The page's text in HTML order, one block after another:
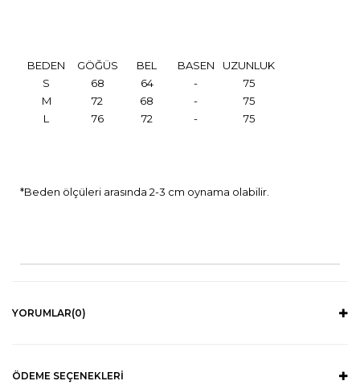
BEDEN GÖĞÜS BEL BASEN
UZUNLUK
S
68 64 -
75
M
72 68 -
75
L
76 72 - 75
*Beden ölçüleri arasında 2-3 cm oynama olabilir.
YORUMLAR(0)
ÖDEME SEÇENEKLERI